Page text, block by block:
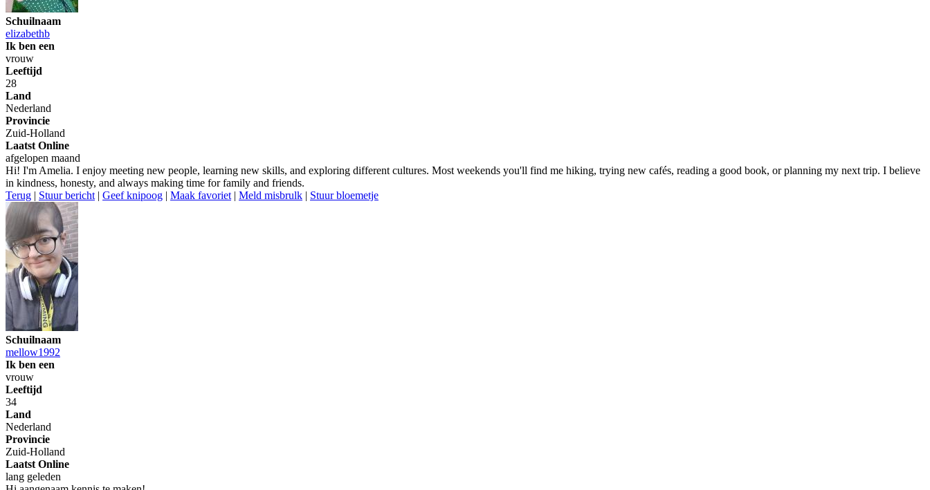
Schuilnaam
elizabethb
Ik ben een
vrouw
Leeftijd
28
Land
Nederland
Provincie
Zuid-Holland
Laatst Online
afgelopen maand
Hi! I'm Amelia. I enjoy meeting new people, learning new skills, and exploring different cultures. Most weekends you'll find me hiking, trying new cafés, reading a good book, or planning my next trip. I believe
in kindness, honesty, and always making time for family and friends.
Terug | Stuur bericht | Geef knipoog | Maak favoriet | Meld misbrulk | Stuur bloemetje
Schuilnaam
mellow1992
Ik ben een
vrouw
Leeftijd
34
Land
Nederland
Provincie
Zuid-Holland
Laatst Online
lang geleden